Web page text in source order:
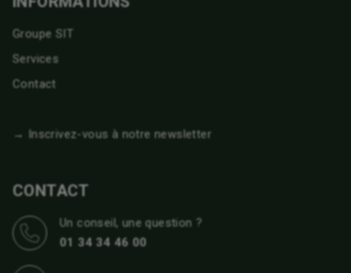
Groupe SIT
Services
Contact
→ Inscrivez-vous à notre newsletter
CONTACT
Un conseil, une question ?
01 34 34 46 00